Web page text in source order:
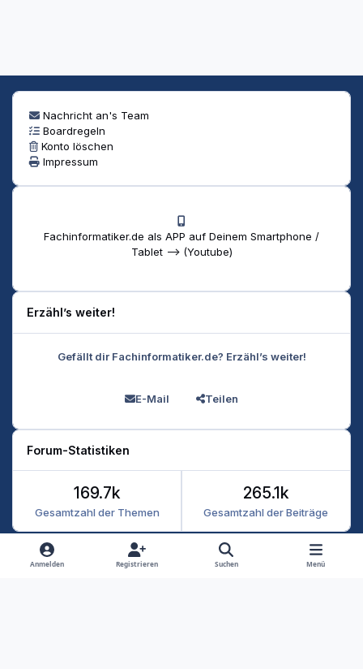
Nachricht an's Team
Boardregeln
Konto löschen
Impressum
Fachinformatiker.de als APP auf Deinem Smartphone /
Tablet --> (Youtube)
Erzähl’s weiter!
Gefällt dir Fachinformatiker.de? Erzähl’s weiter!
E-Mail Teilen
Forum-Statistiken
Gesamtzahl der Themen
169.7k
Gesamtzahl der Beiträge
265.1k
Heller Modus
Dunkler Modus
Systemeinstellung
Anmelden Registrieren Suchen Menü